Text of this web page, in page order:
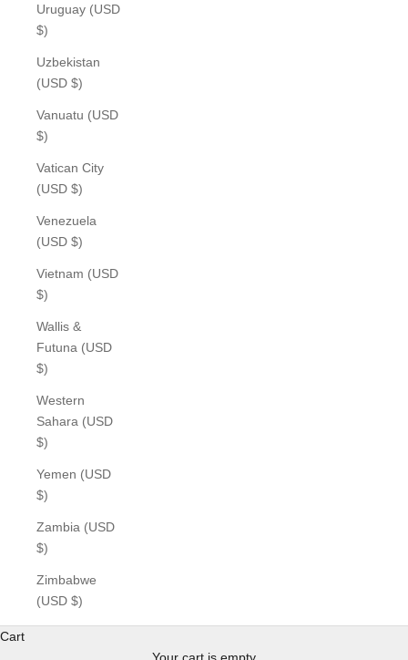
Uruguay (USD
$)
Uzbekistan
(USD $)
Vanuatu (USD
$)
Vatican City
(USD $)
Venezuela
(USD $)
Vietnam (USD
$)
Wallis &
Futuna (USD
$)
Western
Sahara (USD
$)
Yemen (USD
$)
Zambia (USD
$)
Zimbabwe
(USD $)
Cart
Your cart is empty